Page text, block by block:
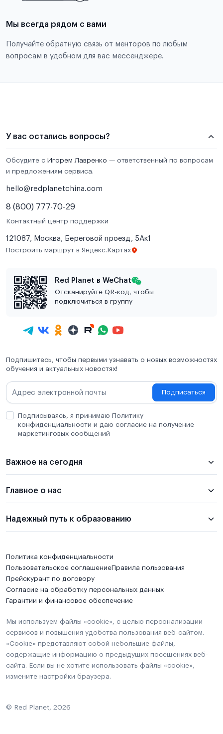
Мы всегда рядом с вами
Получайте обратную связь от менторов по любым
вопросам в удобном для вас мессенджере.
У вас остались вопросы?
Обсудите с Игорем Лавренко — ответственный по вопросам
и предложениям сервиса.
hello@redplanetchina.com
8 (800) 777-70-29
Контактный центр поддержки
121087, Москва, Береговой проезд, 5Ак1
Построить маршрут в Яндекс.Картах
Red Planet в WeChat
Отсканируйте QR-код, чтобы
подключиться в группу
Подпишитесь, чтобы первыми узнавать о новых возможностях
обучения и актуальных новостях!
Подписаться
Подписываясь, я принимаю Политику
конфиденциальности и даю согласие на получение
маркетинговых сообщений
Важное на сегодня
Главное о нас
Надежный путь к образованию
Политика конфиденциальности
Пользовательское соглашениеПравила пользования
Прейскурант по договору
Согласие на обработку персональных данных
Гарантии и финансовое обеспечение
Мы используем файлы «cookie», с целью персонализации
сервисов и повышения удобства пользования веб-сайтом.
«Cookie» представляют собой небольшие файлы,
содержащие информацию о предыдущих посещениях веб-
сайта. Если вы не хотите использовать файлы «cookie»,
измените настройки браузера.
© Red Planet, 2026